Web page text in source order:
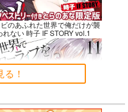
ックソウ
）
ュナ
ル
社畜巡礼記３ 南米ス
ペシャル
赤茄子労働組合
専売 1,375円（税込）
Dr.STONE
七海龍水
氷月
サンプル
のあふれた世界で俺だけが襲
れない 時子 IF STORY vol.1
る！